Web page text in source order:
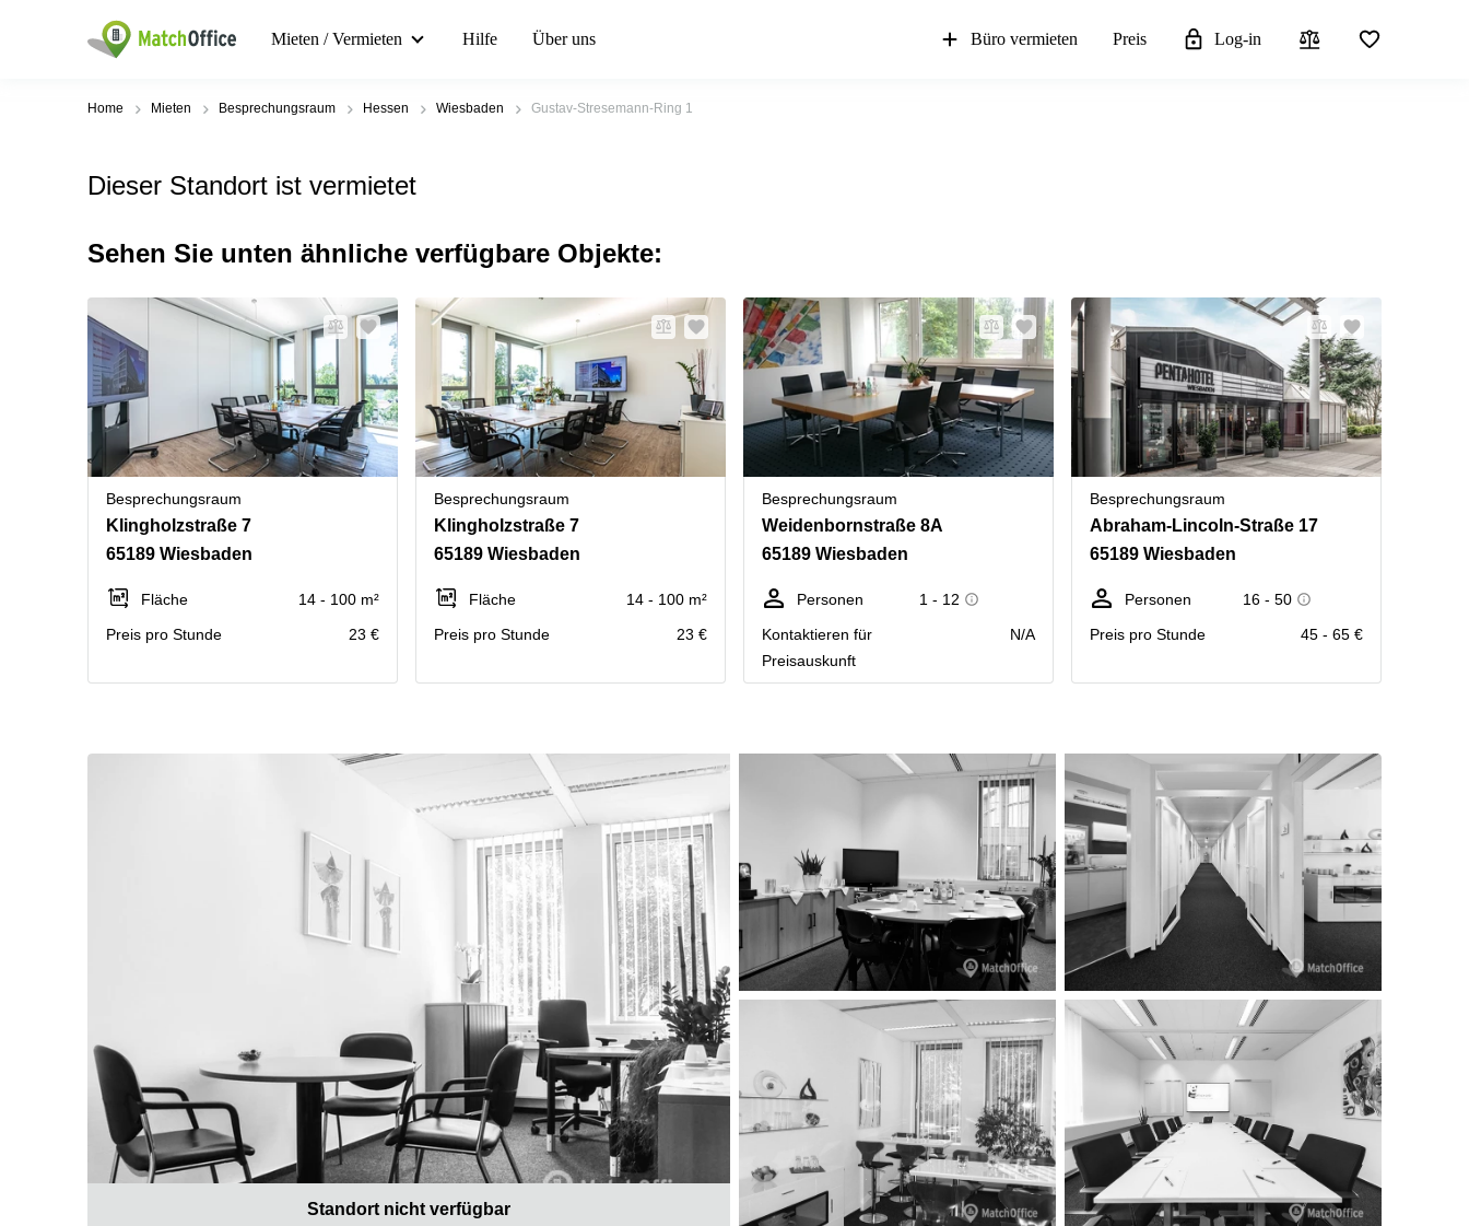
Mieten / Vermieten Hilfe Über uns Büro vermieten Preis Log-in
Home Mieten Besprechungsraum Hessen Wiesbaden Gustav-Stresemann-Ring 1
Dieser Standort ist vermietet
Sehen Sie unten ähnliche verfügbare Objekte:
Besprechungsraum
Klingholzstraße 7
65189 Wiesbaden
Fläche
14 - 100 m²
Preis pro Stunde
23 €
Besprechungsraum
Klingholzstraße 7
65189 Wiesbaden
Fläche
14 - 100 m²
Preis pro Stunde
23 €
Besprechungsraum
Weidenbornstraße 8A
65189 Wiesbaden
Personen
1 - 12
Kontaktieren für
Preisauskunft
N/A
Besprechungsraum
Abraham-Lincoln-Straße 17
65189 Wiesbaden
Personen
16 - 50
Preis pro Stunde
45 - 65 €
Standort nicht verfügbar